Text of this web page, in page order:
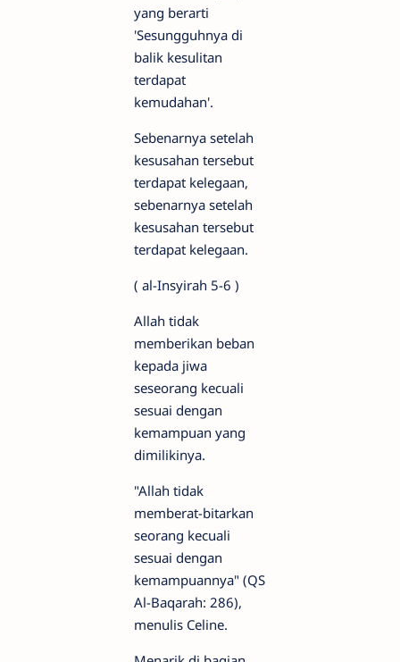
yang berarti
'Sesungguhnya di
balik kesulitan
terdapat
kemudahan'.
Sebenarnya setelah
kesusahan tersebut
terdapat kelegaan,
sebenarnya setelah
kesusahan tersebut
terdapat kelegaan.
( al-Insyirah 5-6 )
Allah tidak
memberikan beban
kepada jiwa
seseorang kecuali
sesuai dengan
kemampuan yang
dimilikinya.
"Allah tidak
memberat-bitarkan
seorang kecuali
sesuai dengan
kemampuannya" (QS
Al-Baqarah: 286),
menulis Celine.